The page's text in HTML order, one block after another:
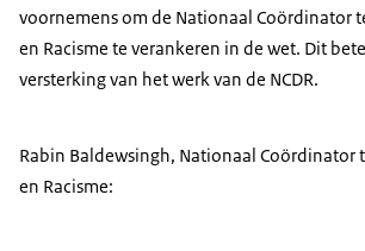
voornemens om de Nationaal Coördinator
en Racisme te verankeren in de wet. Dit
versterking van het werk van de NCDR.
Rabin Baldewsingh, Nationaal Coördinator
en Racisme: